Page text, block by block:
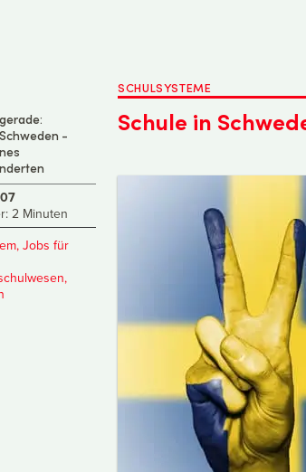
-
2 Minuten
, Jobs für
,
SCHULSYSTEME
Schule in